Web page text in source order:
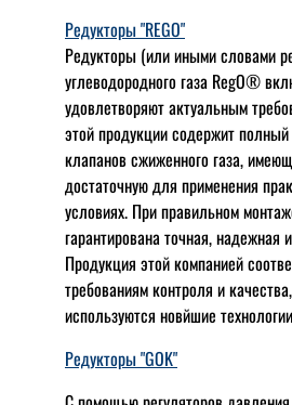
Редукторы "REGO"
Редукторы (или иными словами
углеводородного газа RegO®
удовлетворяют актуальным
этой продукции содержит
клапанов сжиженного газа,
достаточную для применения
условиях. При правильном
гарантирована точная, надежная
Продукция этой компанией
требованиям контроля и
используются новйшие
Редукторы "GOK"